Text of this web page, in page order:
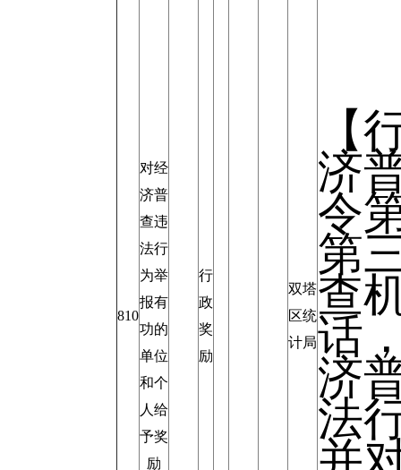
810
对经
济普
查违
法行
为举
报有
功的
单位
和个
人给
予奖
励
行
政
奖
励
双塔
区统
计局
【
济
令
第
查
话
济
法